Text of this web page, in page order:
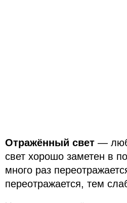
Отражённый свет—
свет хорошо заметен в
много раз
переотражается, тем